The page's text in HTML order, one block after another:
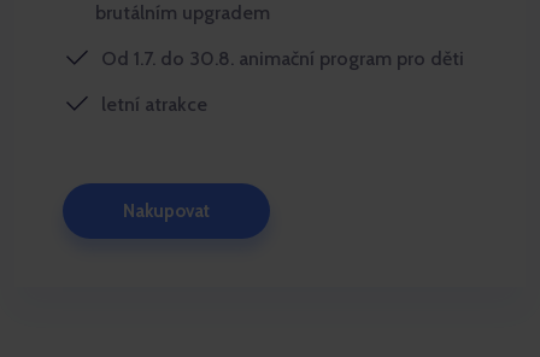
brutálním upgradem
Od 1.7. do 30.8. animační program pro děti
letní atrakce
Nakupovat